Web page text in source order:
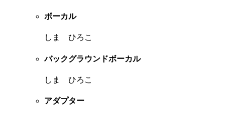
ボーカル
しま ひろこ
バックグラウンドボーカル
しま ひろこ
アダプター